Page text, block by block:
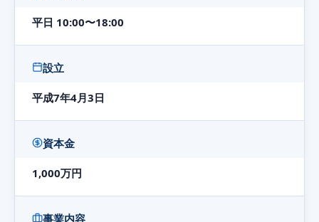
平日 10:00〜18:00
設立
平成7年4月3日
資本金
1,000万円
事業内容